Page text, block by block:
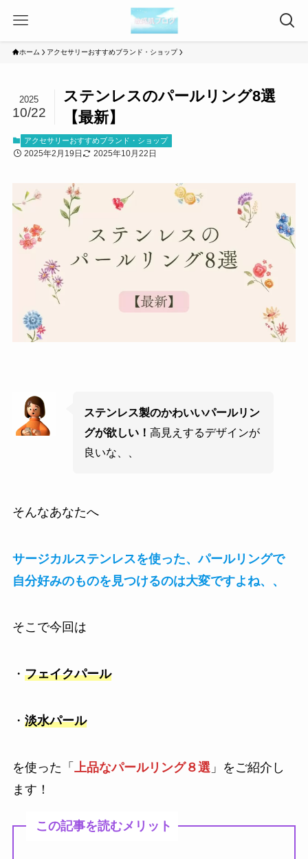
ホーム アクセサリーおすすめブランド・ショップ
ステンレスのパールリング8選
【最新】
2025
10/22
アクセサリーおすすめブランド・ショップ
2025年2月19日 2025年10月22日
ステンレス製のかわいいパールリン
グが欲しい！高見えするデザインが
良いな、、
そんなあなたへ
サージカルステンレスを使った、パールリングで
自分好みのものを見つけるのは大変ですよね、、
そこで今回は
・ フェイクパール
・ 淡水パール
を使った「 上品なパールリング８選 」をご紹介し
ます！
この記事を読むメリット